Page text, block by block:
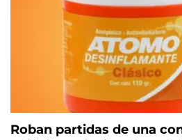
Roban partidas de una